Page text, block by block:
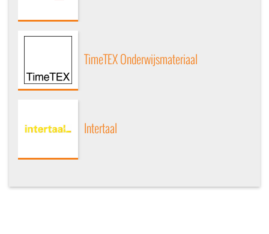
TimeTEX Onderwijsmateriaal
Intertaal